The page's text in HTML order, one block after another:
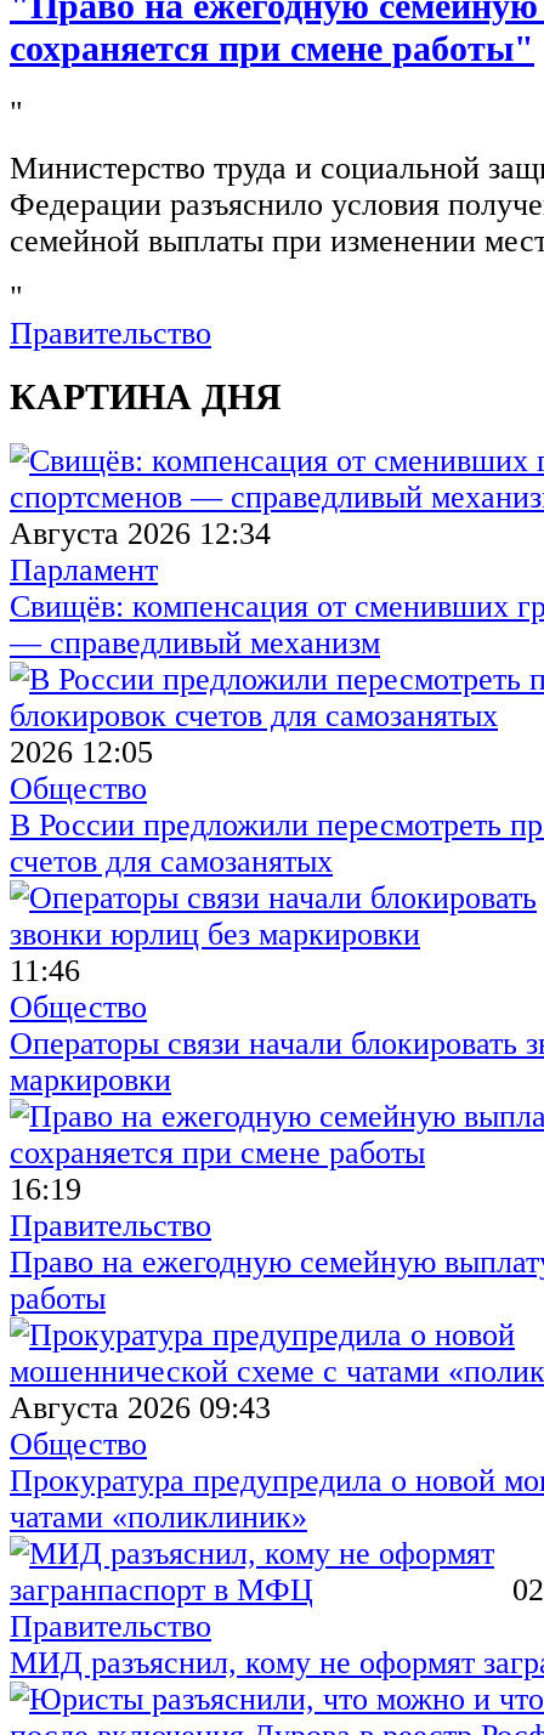
сохраняется при смене работы"
"
Министерство труда и социальной
Федерации разъяснило условия
семейной выплаты при изменении
"
Правительство
КАРТИНА ДНЯ
Августа 2026 12:34
Парламент
Свищёв: компенсация от сменивших
— справедливый механизм
2026 12:05
Общество
В России предложили пересмотреть
счетов для самозанятых
11:46
Общество
Операторы связи начали блокировать
маркировки
16:19
Правительство
Право на ежегодную семейную
работы
Августа 2026 09:43
Общество
Прокуратура предупредила о новой
чатами «поликлиник»
Правительство
МИД разъяснил, кому не оформят